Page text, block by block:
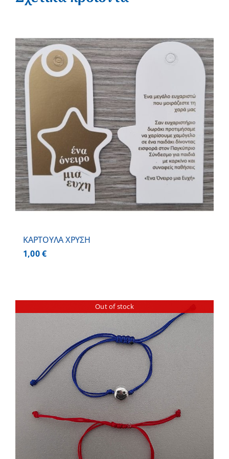
ΚΑΡΤΟΥΛΑ ΧΡΥΣΗ
1,00€
Out of stock